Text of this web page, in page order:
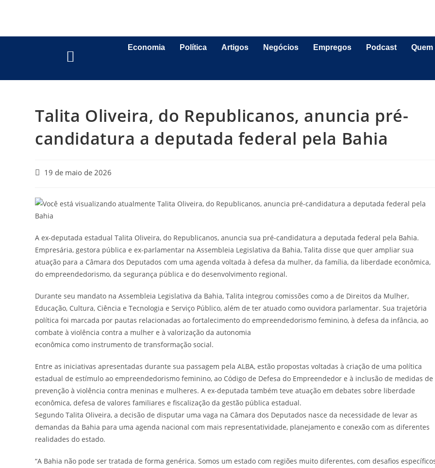
Economia Política Artigos Negócios Empregos Podcast
Talita Oliveira, do Republicanos, anuncia pré-
candidatura a deputada federal pela Bahia
19 de maio de 2026
A ex-deputada estadual Talita Oliveira, do Republicanos, anuncia sua pré-candidatura a deputada federal pela Bahia.
Empresária, gestora pública e ex-parlamentar na Assembleia Legislativa da Bahia, Talita disse que quer ampliar sua
atuação para a Câmara dos Deputados com uma agenda voltada à defesa da mulher, da família, da liberdade econômica,
do empreendedorismo, da segurança pública e do desenvolvimento regional.
Durante seu mandato na Assembleia Legislativa da Bahia, Talita integrou comissões como a de Direitos da Mulher,
Educação, Cultura, Ciência e Tecnologia e Serviço Público, além de ter atuado como ouvidora parlamentar. Sua trajetória
política foi marcada por pautas relacionadas ao fortalecimento do empreendedorismo feminino, à defesa da infância, ao
combate à violência contra a mulher e à valorização da autonomia
econômica como instrumento de transformação social.
Entre as iniciativas apresentadas durante sua passagem pela ALBA, estão propostas voltadas à criação de uma política
estadual de estímulo ao empreendedorismo feminino, ao Código de Defesa do Empreendedor e à inclusão de medidas de
prevenção à violência contra meninas e mulheres. A ex-deputada também teve atuação em debates sobre liberdade
econômica, defesa de valores familiares e fiscalização da gestão pública estadual.
Segundo Talita Oliveira, a decisão de disputar uma vaga na Câmara dos Deputados nasce da necessidade de levar as
demandas da Bahia para uma agenda nacional com mais representatividade, planejamento e conexão com as diferentes
realidades do estado.
“A Bahia não pode ser tratada de forma genérica. Somos um estado com regiões muito diferentes, com desafios